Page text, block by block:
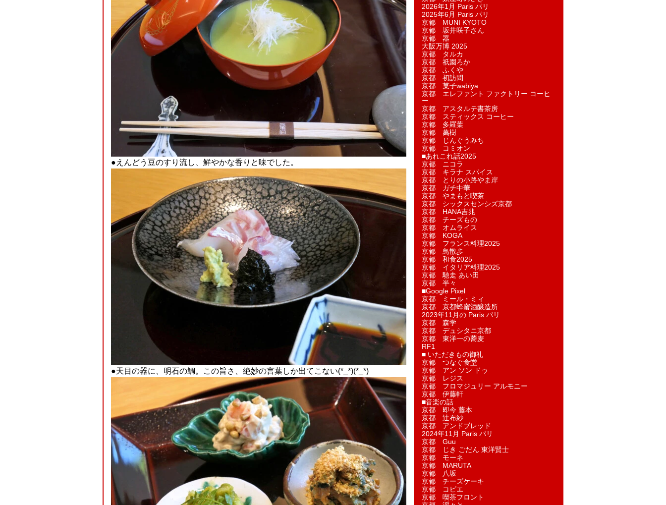
●えんどう豆のすり流し、鮮やかな香りと味でした。
●天目の器に、明石の鯛。この旨さ、絶妙の言葉しか出てこない(*_*)(*_*)
2026年1月 Paris パリ
2025年6月 Paris パリ
京都 MUNI KYOTO
京都 坂井咲子さん
京都 器
大阪万博 2025
京都 タルカ
京都 祇園ろか
京都 ふくや
京都 初訪問
京都 菓子wabiya
京都 エレファント ファクトリー コーヒ
ー
京都 アスタルテ書茶房
京都 スティックス コーヒー
京都 多羅葉
京都 萬樹
京都 じんぐうみち
京都 コミオン
■あれこれ話2025
京都 ニコラ
京都 キラナ スパイス
京都 とりの小路やま岸
京都 ガチ中華
京都 やまもと喫茶
京都 シックスセンシズ京都
京都 HANA吉兆
京都 チーズもの
京都 オムライス
京都 KOGA
京都 フランス料理2025
京都 鳥散歩
京都 和食2025
京都 イタリア料理2025
京都 馳走 あい田
京都 半々
■Google Pixel
京都 ミール・ミィ
京都 京都蜂蜜酒醸造所
2023年11月の Paris パリ
京都 森学
京都 デュシタニ京都
京都 東洋一の蕎麦
RF1
■ いただきもの御礼
京都 つなぐ食堂
京都 アン ソン ドゥ
京都 レジス
京都 フロマジュリー アルモニー
京都 伊藤軒
■音楽の話
京都 即今 藤本
京都 辻布紗
京都 アンドブレッド
2024年11月 Paris パリ
京都 Guu
京都 じき ごだん 東洋賢士
京都 モーネ
京都 MARUTA
京都 八坂
京都 チーズケーキ
京都 コピエ
京都 喫茶フロント